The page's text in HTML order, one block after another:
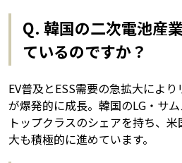
Q. 韓国の二次電池産
ているのですか？
EV普及とESS需要の急拡大によ
が爆発的に成長。韓国のLG・サ
トップクラスのシェアを持ち、
大も積極的に進めています。